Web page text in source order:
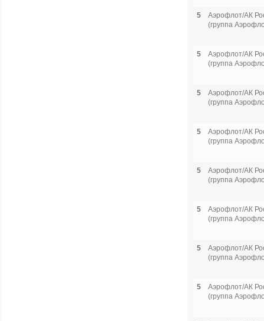
5
Аэрофлот/АК
(группа
5
Аэрофлот/АК
(группа
5
Аэрофлот/АК
(группа
5
Аэрофлот/АК
(группа
5
Аэрофлот/АК
(группа
5
Аэрофлот/АК
(группа
5
Аэрофлот/АК
(группа
5
Аэрофлот/АК
(группа